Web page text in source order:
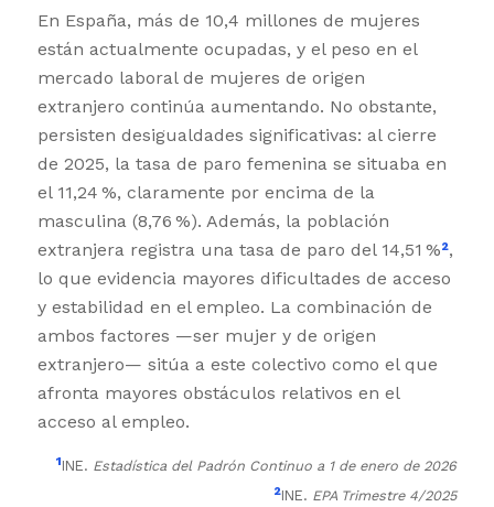
En España, más de 10,4 millones de mujeres
están actualmente ocupadas, y el peso en el
mercado laboral de mujeres de origen
extranjero continúa aumentando. No obstante,
persisten desigualdades significativas: al cierre
de 2025, la tasa de paro femenina se situaba en
el 11,24 %, claramente por encima de la
masculina (8,76 %). Además, la población
extranjera registra una tasa de paro del 14,51 %²,
lo que evidencia mayores dificultades de acceso
y estabilidad en el empleo. La combinación de
ambos factores —ser mujer y de origen
extranjero— sitúa a este colectivo como el que
afronta mayores obstáculos relativos en el
acceso al empleo.
¹INE. Estadística del Padrón Continuo a 1 de enero de 2026
²INE. EPA Trimestre 4/2025